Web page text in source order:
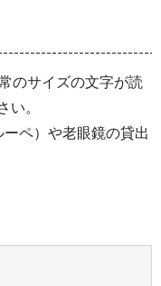
のサイズの文字が読
い。
ペ）や老眼鏡の貸出